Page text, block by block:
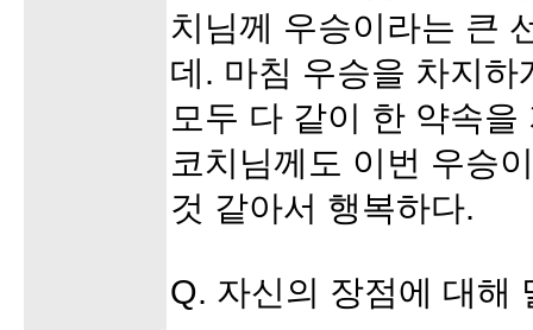
치님께 우승이라는 큰
데. 마침 우승을 차지
모두 다 같이 한 약속
코치님께도 이번 우승
것 같아서 행복하다.
Q. 자신의 장점에 대해